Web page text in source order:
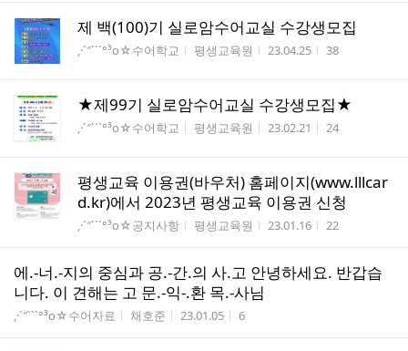
제 백(100)기 실로암수어교실 수강생모집
게시판명
,·´″```°³о☆수어학교 작성자
평생교육원 작성시간
23.04.25 조회수
38
★제99기 실로암수어교실 수강생모집★
게시판명
,·´″```°³о☆수어학교 작성자
평생교육원 작성시간
23.02.21 조회수
24
평생교육 이용권(바우처) 홈페이지(www.lllcar
d.kr)에서 2023년 평생교육 이용권 신청
게시판명
,·´″```°³о☆공지사항 작성자
평생교육원 작성시간
23.01.16 조회수
22
에.-너.-지의 중심과 공.-간.의 사.고 안녕하세요. 반갑습
니다. 이 견해는 고 문.-익-.환 목.-사님
게시판명
,·´″```°³о☆수어자료 작성자
채호준 작성시간
23.01.05 조회수
6